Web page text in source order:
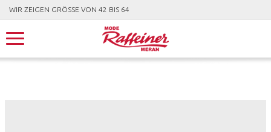
WIR ZEIGEN GRÖSSE VON 42 BIS 64